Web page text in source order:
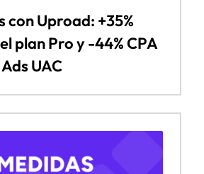
con Uproad: +35%
plan Pro y -44% CPA
UAC